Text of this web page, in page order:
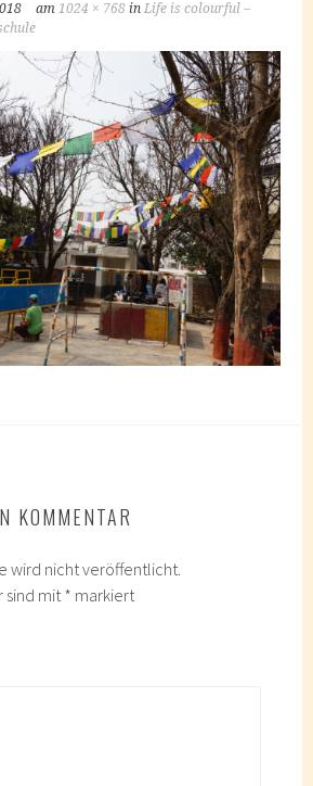
am1024 × 768 inLife is colourful –
KOMMENTAR
wird nicht veröffentlicht.
sind mit* markiert